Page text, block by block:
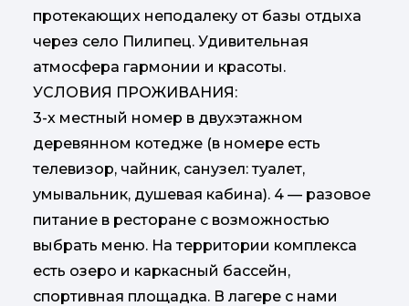
протекающих неподалеку от базы отдыха
через село Пилипец. Удивительная
атмосфера гармонии и красоты.
УСЛОВИЯ ПРОЖИВАНИЯ:
3-х местный номер в двухэтажном
деревянном котедже (в номере есть
телевизор, чайник, санузел: туалет,
умывальник, душевая кабина). 4 — разовое
питание в ресторане с возможностью
выбрать меню. На территории комплекса
есть озеро и каркасный бассейн,
спортивная площадка. В лагере с нами